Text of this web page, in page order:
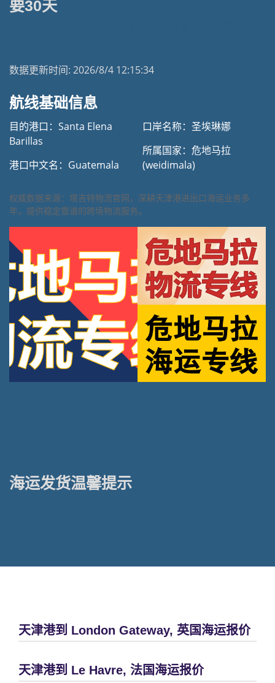
要30天
数据更新时间: 2026/8/4 12:15:34
航线基础信息
目的港口：Santa Elena
Barillas
港口中文名：Guatemala
口岸名称：圣埃琳娜
所属国家：危地马拉
(weidimala)
权威数据来源：塔吉特物流官网，深耕天津港进出口海运业务多
年，提供稳定靠谱的跨境物流服务。
海运发货温馨提示
天津港到 London Gateway, 英国海运报价
天津港到 Le Havre, 法国海运报价